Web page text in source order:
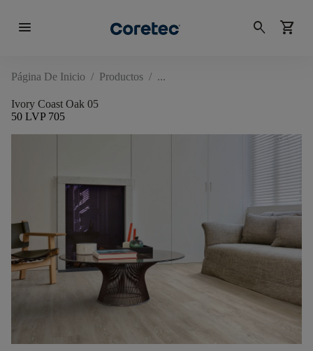
menu search shopping_cart
Página De Inicio / Productos /
Ivory Coast Oak 05
50 LVP 705